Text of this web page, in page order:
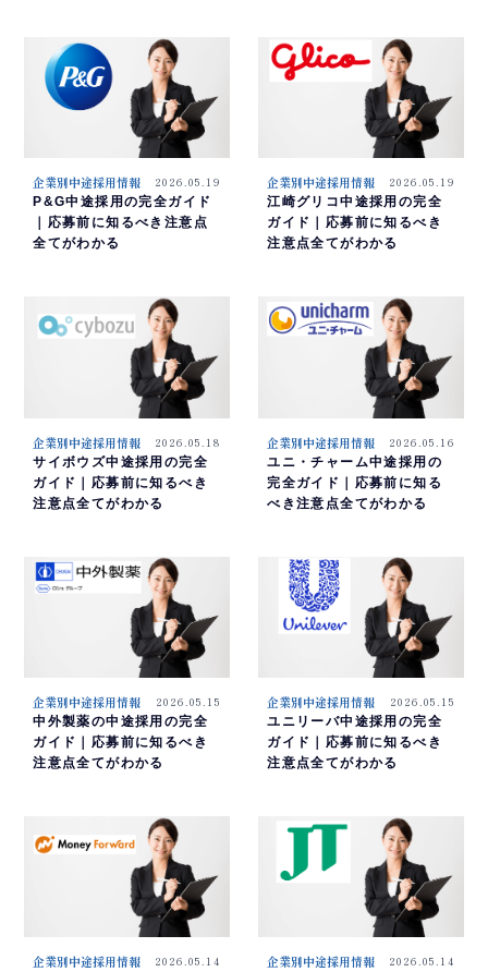
企業別中途採用情報 2026.05.19
P&G中途採用の完全ガイド
｜応募前に知るべき注意点
全てがわかる
企業別中途採用情報 2026.05.19
江崎グリコ中途採用の完全
ガイド｜応募前に知るべき
注意点全てがわかる
企業別中途採用情報 2026.05.18
サイボウズ中途採用の完全
ガイド｜応募前に知るべき
注意点全てがわかる
企業別中途採用情報 2026.05.16
ユニ・チャーム中途採用の
完全ガイド｜応募前に知る
べき注意点全てがわかる
企業別中途採用情報 2026.05.15
中外製薬の中途採用の完全
ガイド｜応募前に知るべき
注意点全てがわかる
企業別中途採用情報 2026.05.15
ユニリーバ中途採用の完全
ガイド｜応募前に知るべき
注意点全てがわかる
企業別中途採用情報 2026.05.14 企業別中途採用情報 2026.05.14